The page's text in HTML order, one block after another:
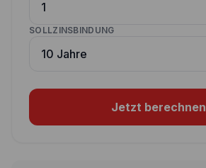
SOLLZINSBINDUNG
Jetzt berechnen